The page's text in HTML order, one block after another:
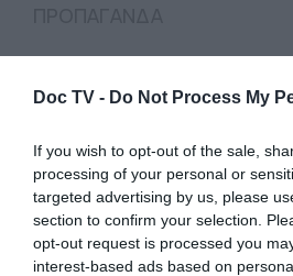
Doc TV - Do Not Process My
If you wish to opt-out of the sale,
processing of your personal or
targeted advertising by us, please
section to confirm your selection.
opt-out request is processed you
interest-based ads based on
Ανθρώπινο χέρι
συνεργάτης
Ανθρώπινο χέρι πίσω από
αποκαλύπτει συνεργάτης